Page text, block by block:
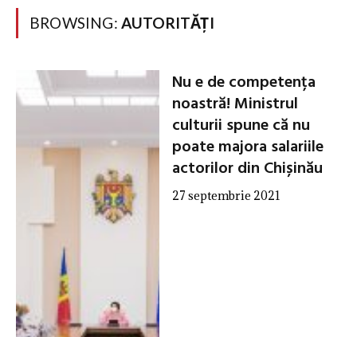
BROWSING: AUTORITĂȚI
Nu e de competența
noastră! Ministrul
culturii spune că nu
poate majora salariile
actorilor din Chișinău
27 septembrie 2021